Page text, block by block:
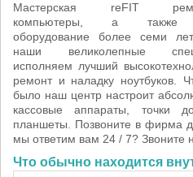
Мастерская reFIT
компьютеры, а также
оборудование более семи
наши великолепные
исполняем лучший
ремонт и наладку ноутбуков.
было наш центр настроит
кассовые аппараты, точки
планшеты. Позвоните в фирма
мы ответим вам 24 / 7? Звоните
Что обычно находится